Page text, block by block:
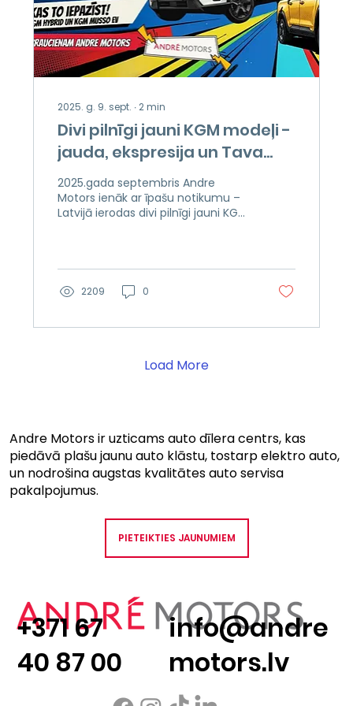
2025. g. 9. sept. ∙ 2min
Divi pilnīgi jauni KGM modeļi -
jauda, ekspresija un Tava
iespēja būt pirmajam!
2025.gada septembris Andre
Motors ienāk ar īpašu notikumu –
Latvijā ierodas divi pilnīgi jauni KGM
2209 0
Load More
Andre Motors ir uzticams auto dīlera centrs, kas
piedāvā plašu jaunu auto klāstu, tostarp elektro auto,
un nodrošina augstas kvalitātes auto servisa
pakalpojumus.
PIETEIKTIES JAUNUMIEM
+371 67
40 87 00
info@andre
motors.lv